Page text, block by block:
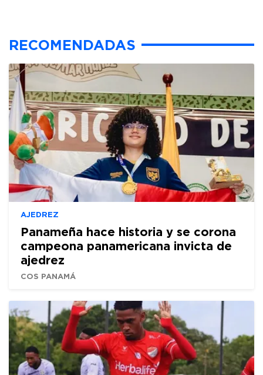
RECOMENDADAS
AJEDREZ
Panameña hace historia y se corona
campeona panamericana invicta de
ajedrez
COS PANAMÁ